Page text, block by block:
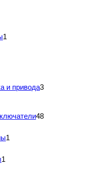
1
и привода3
48
1
1